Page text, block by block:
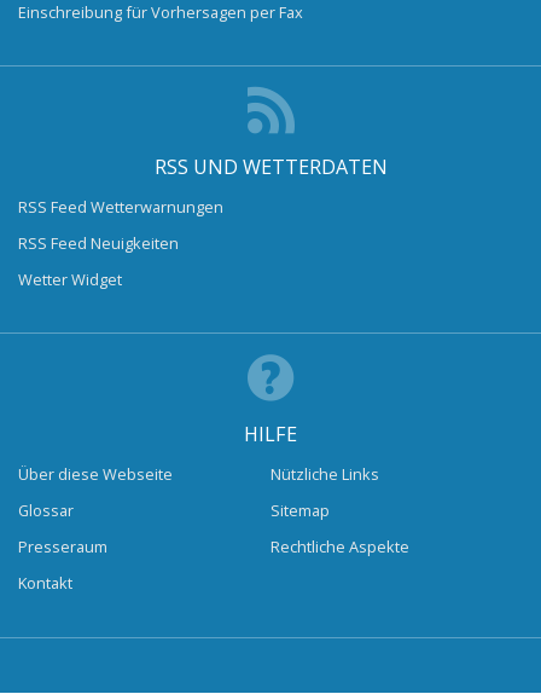
Einschreibung für Vorhersagen per Fax
RSS UND WETTERDATEN
RSS Feed Wetterwarnungen
RSS Feed Neuigkeiten
Wetter Widget
HILFE
Über diese Webseite
Glossar
Presseraum
Kontakt
Nützliche Links
Sitemap
Rechtliche Aspekte